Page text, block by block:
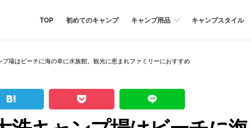
TOP 初めてのキャンプ キャンプ用品 キャンプスタイル
プ場はビーチに海の幸に水族館。観光に恵まれファミリーにおすすめ